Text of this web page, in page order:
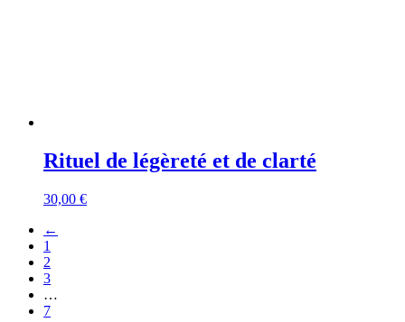
Rituel de légèreté et de clarté
30,00 €
←
1
2
3
…
7